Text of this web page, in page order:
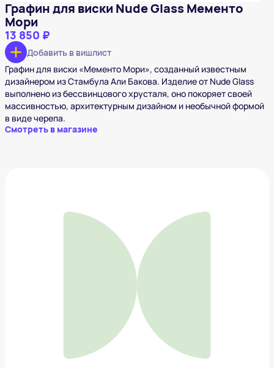
Графин для виски Nude Glass Мементо
Мори
13 850 ₽
Добавить в вишлист
Графин для виски «Мементо Мори», созданный известным
дизайнером из Стамбула Али Бакова. Изделие от Nude Glass
выполнено из бессвинцового хрусталя, оно покоряет своей
массивностью, архитектурным дизайном и необычной формой
в виде черепа.
Смотреть в магазине
Магический шар предсказаний для принятия
решений
1 006 ₽
Добавить в вишлист